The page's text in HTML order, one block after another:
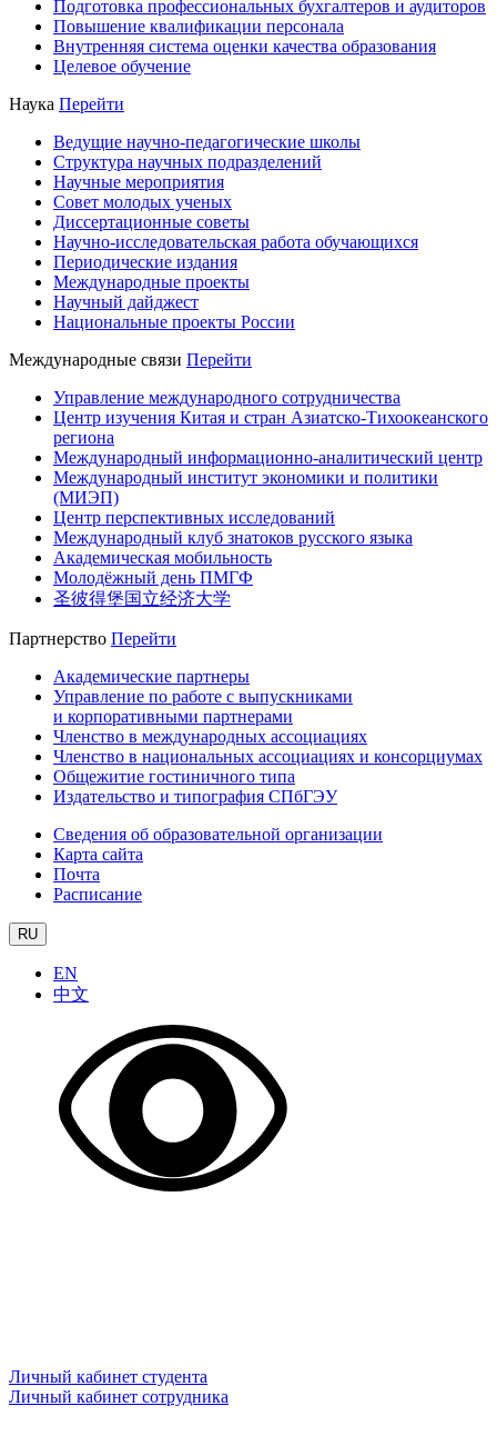
Подготовка профессиональных бухгалтеров и аудиторов
Повышение квалификации персонала
Внутренняя система оценки качества образования
Целевое обучение
Наука Перейти
Ведущие научно-педагогические школы
Структура научных подразделений
Научные мероприятия
Совет молодых ученых
Диссертационные советы
Научно-исследовательская работа обучающихся
Периодические издания
Международные проекты
Научный дайджест
Национальные проекты России
Международные связи Перейти
Управление международного сотрудничества
Центр изучения Китая и стран Азиатско-Тихоокеанского
региона
Международный информационно-аналитический центр
Международный институт экономики и политики
(МИЭП)
Центр перспективных исследований
Международный клуб знатоков русского языка
Академическая мобильность
Молодёжный день ПМГФ
圣彼得堡国立经济大学
Партнерство Перейти
Академические партнеры
Управление по работе с выпускниками
и корпоративными партнерами
Членство в международных ассоциациях
Членство в национальных ассоциациях и консорциумах
Общежитие гостиничного типа
Издательство и типография СПбГЭУ
Сведения об образовательной организации
Карта сайта
Почта
Расписание
RU
EN
中文
Личный кабинет студента
Личный кабинет сотрудника